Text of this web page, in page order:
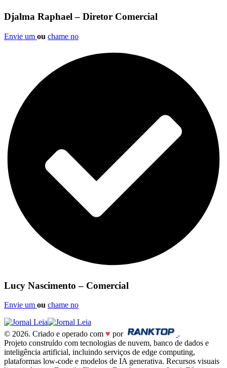
Djalma Raphael – Diretor Comercial
Envie um ou chame no
Lucy Nascimento – Comercial
Envie um ou chame no
© 2026. Criado e operado com ♥ por
.
Projeto construído com tecnologias de nuvem, banco de dados e
inteligência artificial, incluindo serviços de edge computing,
plataformas low-code e modelos de IA generativa. Recursos visuais